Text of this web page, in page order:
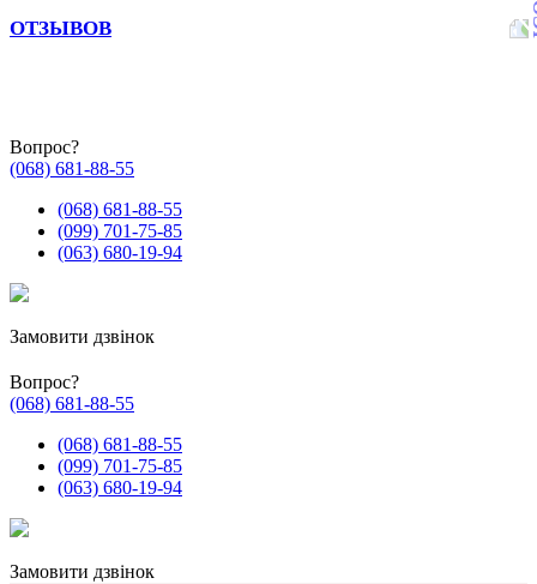
ОТЗЫВОВ
Вопрос?
(068) 681-88-55
(068) 681-88-55
(099) 701-75-85
(063) 680-19-94
Замовити дзвінок
Вопрос?
(068) 681-88-55
(068) 681-88-55
(099) 701-75-85
(063) 680-19-94
Замовити дзвінок